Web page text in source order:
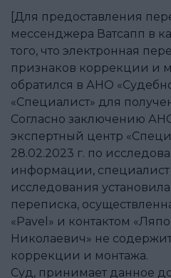
[Для предоставления
мессенджера Ватсапп в
того, что электронная
признаков коррекции и
обратился в АНО
«Специалист» для
Согласно заключению
экспертный центр
28.02.2023 г. по
информации,
исследования
переписка,
«Pavel» и контактом
Николаевич» не
коррекции и монтажа.
Суд, принимает данное